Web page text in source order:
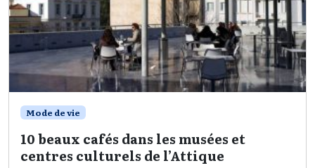
Mode de vie
10 beaux cafés dans les musées et
centres culturels de l’Attique